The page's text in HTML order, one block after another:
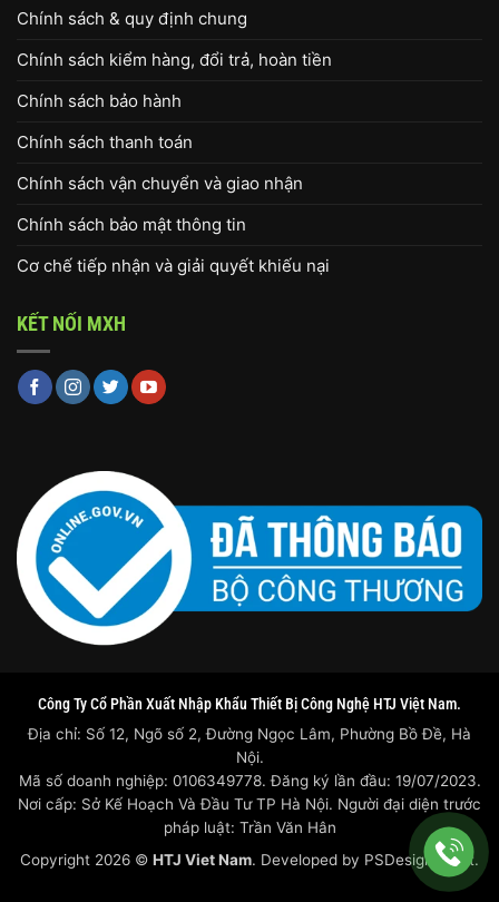
Chính sách & quy định chung
Chính sách kiểm hàng, đổi trả, hoàn tiền
Chính sách bảo hành
Chính sách thanh toán
Chính sách vận chuyển và giao nhận
Chính sách bảo mật thông tin
Cơ chế tiếp nhận và giải quyết khiếu nại
KẾT NỐI MXH
Công Ty Cổ Phần Xuất Nhập Khẩu Thiết Bị Công Nghệ HTJ Việt Nam.
Địa chỉ: Số 12, Ngõ số 2, Đường Ngọc Lâm, Phường Bồ Đề, Hà
Nội.
Mã số doanh nghiệp: 0106349778. Đăng ký lần đầu: 19/07/2023.
Nơi cấp: Sở Kế Hoạch Và Đầu Tư TP Hà Nội. Người đại diện trước
pháp luật: Trần Văn Hân
Copyright 2026 © HTJ Viet Nam. Developed by PSDesigner.net.